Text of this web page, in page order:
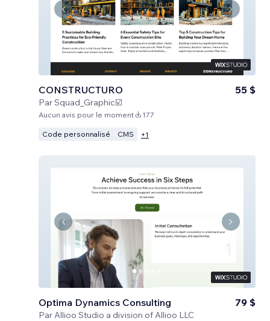
CONSTRUCTURO
ParSquad_Graphic☑️
55 $
Aucun avis pour le moment 177
Code personnalisé CMS +1
Optima Dynamics Consulting
ParAllioo Studio a division of Allioo LLC
79 $